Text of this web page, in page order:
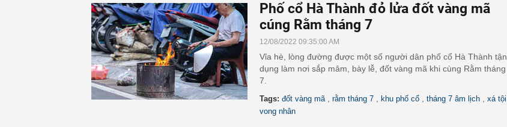
Phố cổ Hà Thành đỏ lửa đốt vàng mã
cúng Rằm tháng 7
12/08/2022 09:35:00 AM
Vỉa hè, lòng đường được một số người dân phố cổ Hà Thành tận
dụng làm nơi sắp mâm, bày lễ, đốt vàng mã khi cùng Rằm tháng
7.
Tags: đốt vàng mã rằm tháng 7 khu phố cổ tháng 7 âm lịch
xá tội
vong nhân